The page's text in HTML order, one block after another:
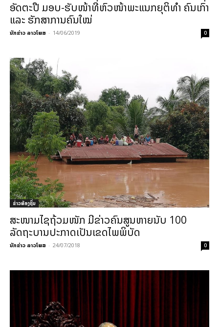
ອັດຕະປື ມອບ-ຮັບໜ້າທີ່ຫົວໜ້າພະແນກຍຸຕິທໍາ ຄົນເກົ່າ
ແລະ ຮັກສາການຄົນໃໝ່
ນັກຂ່າວ ລາວໂພສ - 14/06/2019 0
ຂ່າວທ້ອງຖິ່ນ
ສະໜາມໄຊຖ້ວມໜັກ ມີຂ່າວຄົນສູນຫາຍນັບ 100
ລັດຖະບານປະກາດເປັນເຂດໄພພິບັດ
ນັກຂ່າວ ລາວໂພສ - 24/07/2018 0